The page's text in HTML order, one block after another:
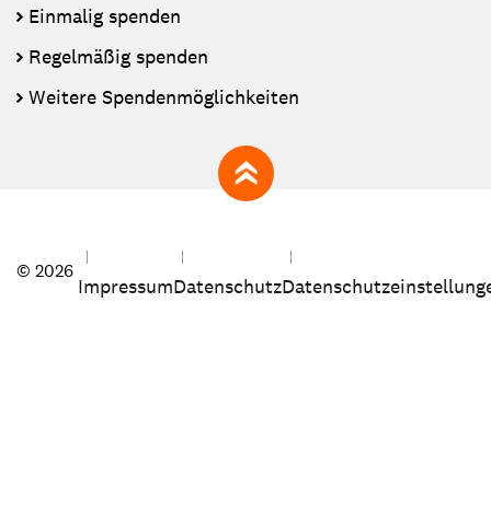
Einmalig spenden
Regelmäßig spenden
Weitere Spendenmöglichkeiten
zum Seitenanfang
© 2026
ImpressumDatenschutz